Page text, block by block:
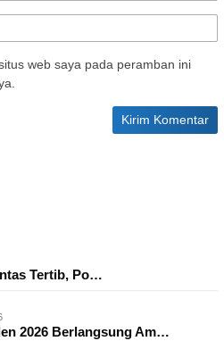
web saya pada peramban ini
Tertib, Po…
2026 Berlangsung Am…